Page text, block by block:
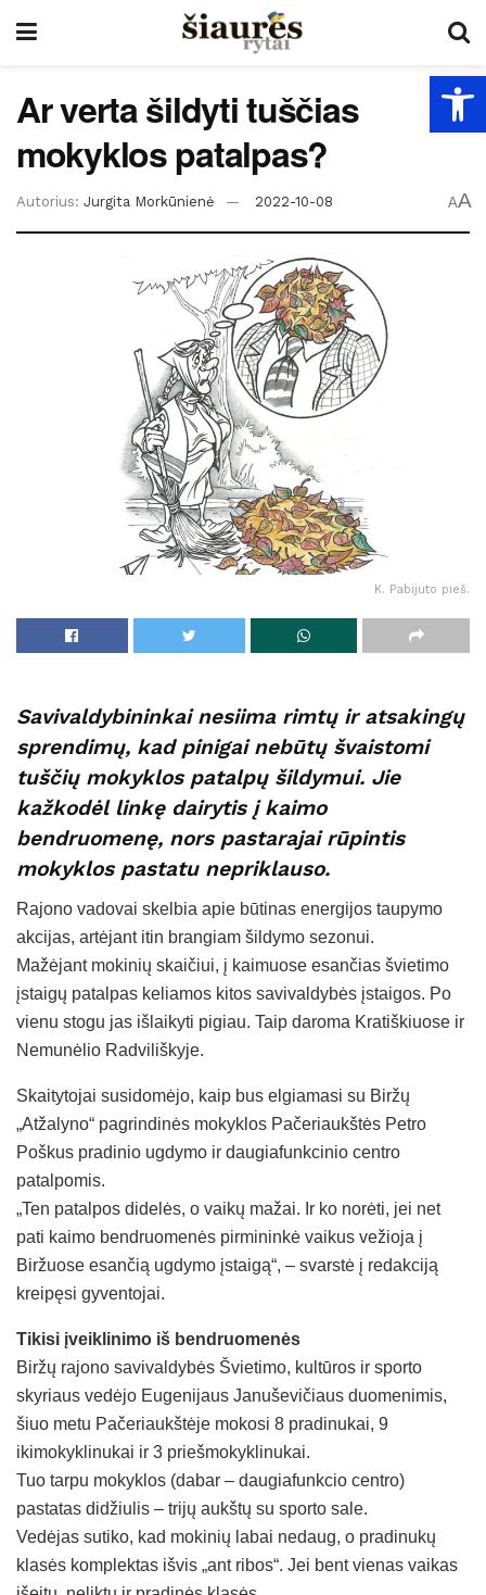
Ar verta šildyti tuščias
mokyklos patalpas?
Autorius: Jurgita Morkūnienė 2022-10-08 AA
K. Pabijuto pieš.
Savivaldybininkai nesiima rimtų ir atsakingų
sprendimų, kad pinigai nebūtų švaistomi
tuščių mokyklos patalpų šildymui. Jie
kažkodėl linkę dairytis į kaimo
bendruomenę, nors pastarajai rūpintis
mokyklos pastatu nepriklauso.
Rajono vadovai skelbia apie būtinas energijos taupymo
akcijas, artėjant itin brangiam šildymo sezonui.
Mažėjant mokinių skaičiui, į kaimuose esančias švietimo
įstaigų patalpas keliamos kitos savivaldybės įstaigos. Po
vienu stogu jas išlaikyti pigiau. Taip daroma Kratiškiuose ir
Nemunėlio Radviliškyje.
Skaitytojai susidomėjo, kaip bus elgiamasi su Biržų
„Atžalyno“ pagrindinės mokyklos Pačeriaukštės Petro
Poškus pradinio ugdymo ir daugiafunkcinio centro
patalpomis.
„Ten patalpos didelės, o vaikų mažai. Ir ko norėti, jei net
pati kaimo bendruomenės pirmininkė vaikus vežioja į
Biržuose esančią ugdymo įstaigą“, – svarstė į redakciją
kreipęsi gyventojai.
Tikisi įveiklinimo iš bendruomenės
Biržų rajono savivaldybės Švietimo, kultūros ir sporto
skyriaus vedėjo Eugenijaus Januševičiaus duomenimis,
šiuo metu Pačeriaukštėje mokosi 8 pradinukai, 9
ikimokyklinukai ir 3 priešmokyklinukai.
Tuo tarpu mokyklos (dabar – daugiafunkcio centro)
pastatas didžiulis – trijų aukštų su sporto sale.
Vedėjas sutiko, kad mokinių labai nedaug, o pradinukų
klasės komplektas išvis „ant ribos“. Jei bent vienas vaikas